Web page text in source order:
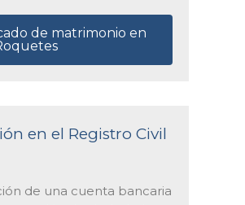
de matrimonio en
en el Registro Civil
de una cuenta bancaria